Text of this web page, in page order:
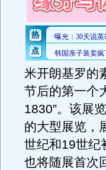
米开朗基罗的
节后的第一
1830”。该展
的大型展览，
世纪和19世纪
也将随展首次